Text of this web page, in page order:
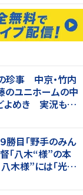
珍事 中京・竹内
のユニホームの中
よめき 実況も驚
勝目「野手のみん
「八木“様”の本
木様”には「光栄